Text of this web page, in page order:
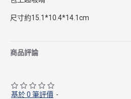
尺寸約15.1*10.4*14.1cm
商品評論
基於 0 筆評價 -